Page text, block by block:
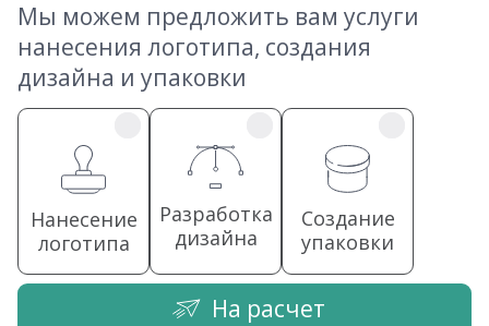
Мы можем предложить вам услуги
нанесения логотипа, создания
дизайна и упаковки
Нанесение
логотипа
Разработка
дизайна
Создание
упаковки
На расчет